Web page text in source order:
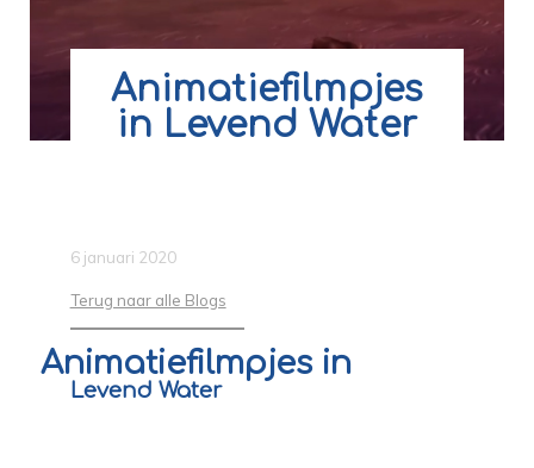
Animatiefilmpjes
in Levend Water
6 januari 2020
Terug naar alle Blogs
Animatiefilmpjes in
Levend Water